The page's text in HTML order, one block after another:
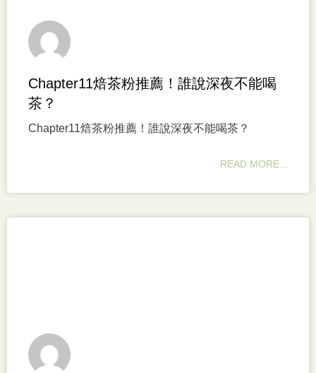
Chapter11焙茶粉推薦！誰說深夜不能喝
茶？
Chapter11焙茶粉推薦！誰說深夜不能喝茶？
READ MORE...